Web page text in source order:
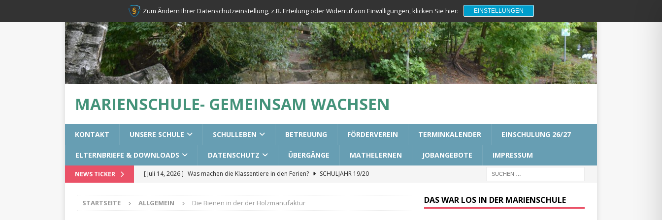
MARIENSCHULE- GEMEINSAM WACHSEN
KONTAKT UNSERE SCHULE SCHULLEBEN BETREUUNG FÖRDERVEREIN TERMINKALENDER EINSCHULUNG 26/27
ELTERNBRIEFE & DOWNLOADS DATENSCHUTZ ÜBERGÄNGE MATHELERNEN JOBANGEBOTE IMPRESSUM
NEWS TICKER [ Juli 14, 2026 ] Was machen die Klassentiere in den Ferien?
SCHULJAHR 19/20
[ Juni 28, 2026 ]
Resilienztraining in unseren 2. Klassen
STARTSEITE ALLGEMEIN Die Bienen in der der Holzmanufaktur DAS WAR LOS IN DER MARIENSCHULE
Zum Ändern Ihrer Datenschutzeinstellung, z.B. Erteilung oder Widerruf von Einwilligungen, klicken Sie hier: EINSTELLUNGEN